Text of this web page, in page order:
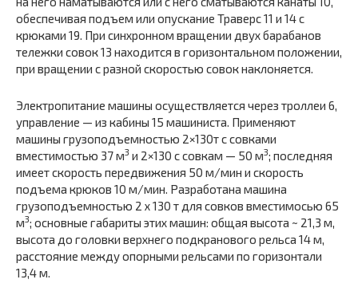
обеспечивая подъем или опускание Траверс11 и 14с
крюками 19. При синхронном вращении двух барабанов
тележки совок13 находится в горизонтальном положении,
при вращении с разной скоростью совок наклоняется.
Электропитание машины осуществляется через троллеи 6,
управление — из кабины 15 машиниста. Применяют
машины грузоподъемностью 2×130т с совками
вместимостью 37 м3 и 2×130 с совкам — 50 м3; последняя
имеет скорость передвижения 50 м/мин и скорость
подъема крюков 10 м/мин. Разработана машина
грузоподъемностью 2 х 130 т для совков вместимосью 65
м3; основные габариты этих машин: общая высота ~ 21,3 м,
высота до головки верхнего подкранового рельса 14 м,
расстояние между опорными рельсами по горизонтали
13,4 м.